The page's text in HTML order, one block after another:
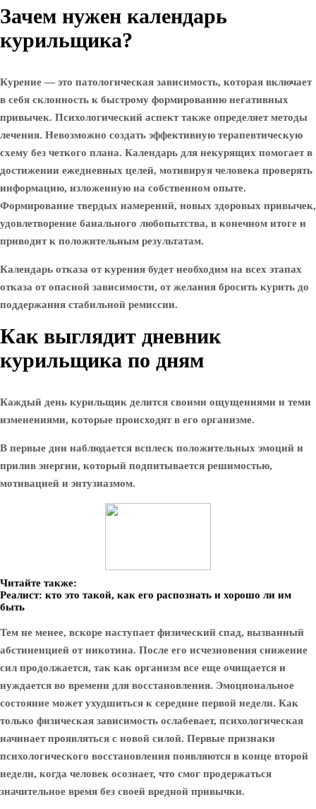
Зачем нужен календарь
курильщика?
Курение — это патологическая зависимость, которая включает
в себя склонность к быстрому формированию негативных
привычек. Психологический аспект также определяет методы
лечения. Невозможно создать эффективную терапевтическую
схему без четкого плана. Календарь для некурящих помогает в
достижении ежедневных целей, мотивируя человека проверять
информацию, изложенную на собственном опыте.
Формирование твердых намерений, новых здоровых привычек,
удовлетворение банального любопытства, в конечном итоге и
приводит к положительным результатам.
Календарь отказа от курения будет необходим на всех этапах
отказа от опасной зависимости, от желания бросить курить до
поддержания стабильной ремиссии.
Как выглядит дневник
курильщика по дням
Каждый день курильщик делится своими ощущениями и теми
изменениями, которые происходят в его организме.
В первые дни наблюдается всплеск положительных эмоций и
прилив энергии, который подпитывается решимостью,
мотивацией и энтузиазмом.
Читайте также:
Реалист: кто это такой, как его распознать и хорошо ли им
быть
Тем не менее, вскоре наступает физический спад, вызванный
абстиненцией от никотина. После его исчезновения снижение
сил продолжается, так как организм все еще очищается и
нуждается во времени для восстановления. Эмоциональное
состояние может ухудшиться к середине первой недели. Как
только физическая зависимость ослабевает, психологическая
начинает проявляться с новой силой. Первые признаки
психологического восстановления появляются в конце второй
недели, когда человек осознает, что смог продержаться
значительное время без своей вредной привычки.